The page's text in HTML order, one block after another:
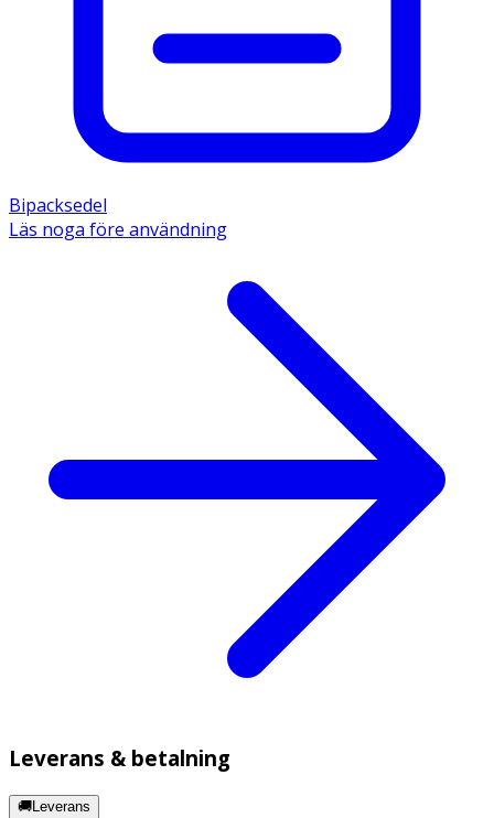
Bipacksedel
Läs noga före användning
Leverans & betalning
🚚Leverans